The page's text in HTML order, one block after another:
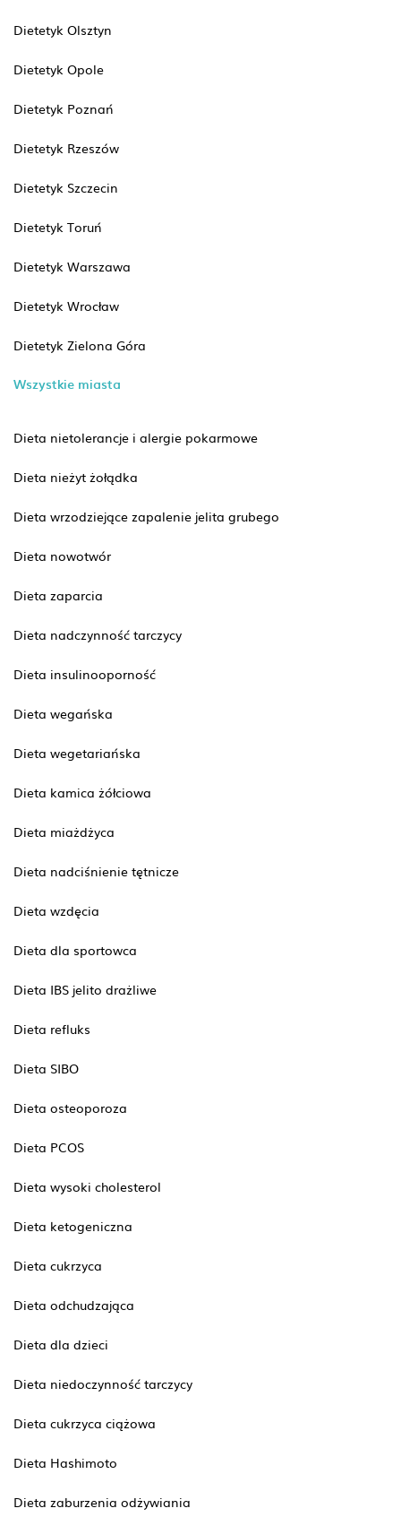
Dietetyk Olsztyn
Dietetyk Opole
Dietetyk Poznań
Dietetyk Rzeszów
Dietetyk Szczecin
Dietetyk Toruń
Dietetyk Warszawa
Dietetyk Wrocław
Dietetyk Zielona Góra
Wszystkie miasta
Dieta nietolerancje i alergie pokarmowe
Dieta nieżyt żołądka
Dieta wrzodziejące zapalenie jelita grubego
Dieta nowotwór
Dieta zaparcia
Dieta nadczynność tarczycy
Dieta insulinooporność
Dieta wegańska
Dieta wegetariańska
Dieta kamica żółciowa
Dieta miażdżyca
Dieta nadciśnienie tętnicze
Dieta wzdęcia
Dieta dla sportowca
Dieta IBS jelito drażliwe
Dieta refluks
Dieta SIBO
Dieta osteoporoza
Dieta PCOS
Dieta wysoki cholesterol
Dieta ketogeniczna
Dieta cukrzyca
Dieta odchudzająca
Dieta dla dzieci
Dieta niedoczynność tarczycy
Dieta cukrzyca ciążowa
Dieta Hashimoto
Dieta zaburzenia odżywiania